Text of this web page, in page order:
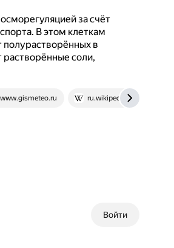
за счёт
В этом клеткам
полурастворённых в
соли,
www.gismeteo.ru ru.wikipedia.org
Войти